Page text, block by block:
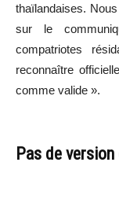
thaïlandaises.
sur le
compatriotes
reconnaître
comme valide ».
Pas de